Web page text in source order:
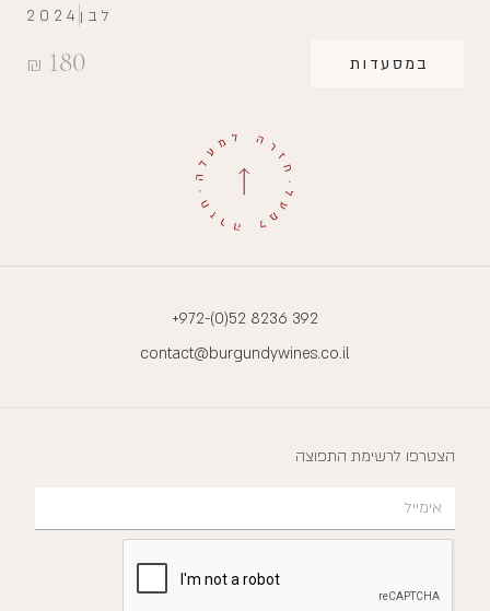
₪ 180 במסעדות
2024 לבן
+972-(0)52 8236 392
contact@burgundywines.co.il
הצטרפו לרשימת התפוצה